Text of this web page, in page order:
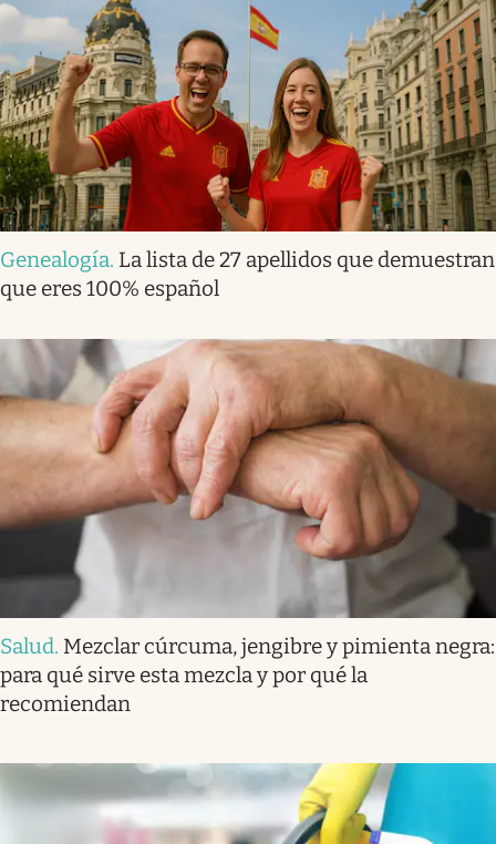
Genealogía. La lista de 27 apellidos que demuestran
que eres 100% español
Salud. Mezclar cúrcuma, jengibre y pimienta negra:
para qué sirve esta mezcla y por qué la
recomiendan